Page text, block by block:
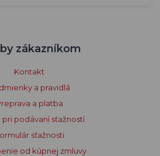
zákazníkom
Kontakt
a pravidlá
a platba
pri podávaní sťažností
sťažnosti
od kúpnej zmluvy